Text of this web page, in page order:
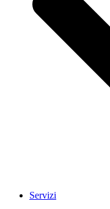
Servizi